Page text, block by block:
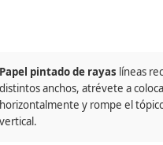
Papel pintado de rayas líneas
distintos anchos, atrévete a
horizontalmente y rompe el
vertical.